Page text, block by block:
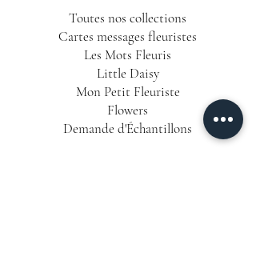
Toutes nos collections
Cartes messages fleuristes
Les Mots Fleuris
Little Daisy
Mon Petit Fleuriste
Flowers
Demande d'Échantillons